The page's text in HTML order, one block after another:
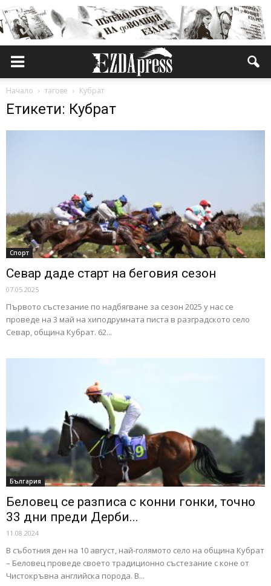
Начало тагове Кубрат
Етикети: Кубрат
Спорт
Севар даде старт на беговия сезон
07.05.2025
Първото състезание по надбягване за сезон 2025 у нас се
проведе на 3 май на хиподрумната писта в разградското село
Севар, община Кубрат. 62...
България
Беловец се разписа с конни гонки, точно
33 дни преди Дерби...
11.08.2024
В съботния ден на 10 август, най-голямото село на община Кубрат
– Беловец проведе своето традиционно състезание с коне от
Чистокръвна английска порода. В...